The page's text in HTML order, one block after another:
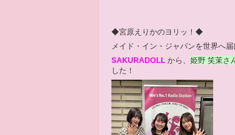
◆宮原えりかのヨリッ！◆
メイド・イン・ジャパンを世界へ
SAKURADOLL から、 姫野 笑茉さ
した！